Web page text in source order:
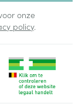
onze
policy.